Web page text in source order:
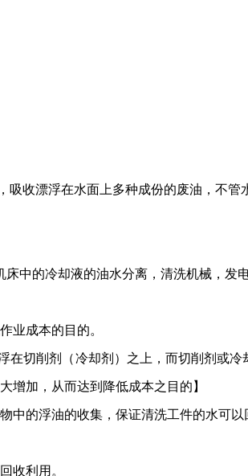
， 吸收漂浮在水面上多种成份的废油，不管
中的冷却液的油水分离，清洗机械，发
业成本的目的。
在切削剂（冷却剂）之上，而切削剂或
增加，从而达到降低成本之目的 】
中的浮油的收集，保证清洗工件的水可
收利用 。